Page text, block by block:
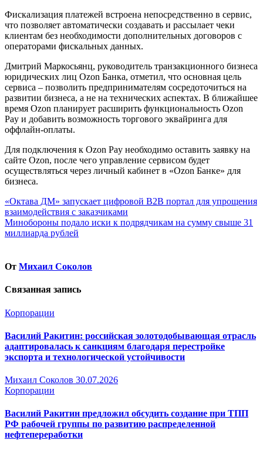
Фискализация платежей встроена непосредственно в сервис,
что позволяет автоматически создавать и рассылает чеки
клиентам без необходимости дополнительных договоров с
операторами фискальных данных.
Дмитрий Маркосьянц, руководитель транзакционного бизнеса
юридических лиц Ozon Банка, отметил, что основная цель
сервиса – позволить предпринимателям сосредоточиться на
развитии бизнеса, а не на технических аспектах. В ближайшее
время Ozon планирует расширить функциональность Ozon
Pay и добавить возможность торгового эквайринга для
оффлайн-оплаты.
Для подключения к Ozon Pay необходимо оставить заявку на
сайте Ozon, после чего управление сервисом будет
осуществляться через личный кабинет в «Ozon Банке» для
бизнеса.
Навигация
по
записям
«Октава ДМ» запускает цифровой B2B портал для упрощения
взаимодействия с заказчиками
Минобороны подало иски к подрядчикам на сумму свыше 31
миллиарда рублей
От Михаил Соколов
Связанная запись
Корпорации
Василий Ракитин: российская золотодобывающая отрасль
адаптировалась к санкциям благодаря перестройке
экспорта и технологической устойчивости
Михаил Соколов 30.07.2026
Корпорации
Василий Ракитин предложил обсудить создание при ТПП
РФ рабочей группы по развитию распределенной
нефтепереработки